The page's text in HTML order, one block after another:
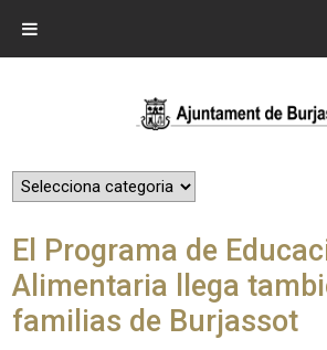
El Programa de
Alimentaria llega
familias de Burjassot